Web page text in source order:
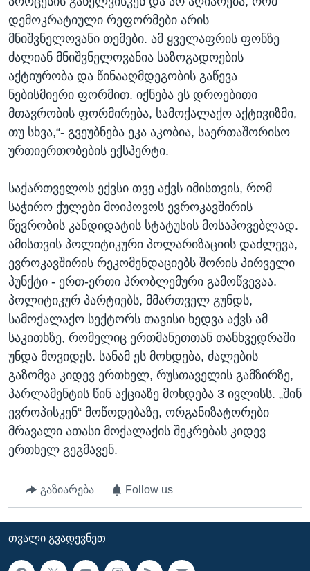
დემოკრატიული რეფორმები არის
მნიშვნელოვანი თემები. ამ ყველაფრის ფონზე
ძალიან მნიშვნელოვანია საზოგადოების
აქტიურობა და წინააღმდეგობის გაწევა
ნებისმიერი ფორმით. იქნება ეს დროებითი
მთავრობის ფორმირება, სამოქალაქო აქტივიზმი,
თუ სხვა,“- გვეუბნება ეკა აკობია, საერთაშორისო
ურთიერთობების ექსპერტი.
საქართველოს ექვსი თვე აქვს იმისთვის, რომ
საჭირო ქულები მოიპოვოს ევროკავშირის
წევრობის კანდიდატის სტატუსის მოსაპოვებლად.
ამისთვის პოლიტიკური პოლარიზაციის დაძლევა,
ევროკავშირის რეკომენდაციებს შორის პირველი
პუნქტი - ერთ-ერთი პრობლემური გამოწვევაა.
პოლიტიკურ პარტიებს, მმართველ გუნდს,
სამოქალაქო სექტორს თავისი ხედვა აქვს ამ
საკითხზე, რომელიც ერთმანეთთან თანხვედრაში
უნდა მოვიდეს. სანამ ეს მოხდება, ძალების
გაზომვა კიდევ ერთხელ, რუსთაველის გამზირზე,
პარლამენტის წინ აქციაზე მოხდება 3 ივლისს. „შინ
ევროპისკენ“ მოწოდებაზე, ორგანიზატორები
მრავალი ათასი მოქალაქის შეკრებას კიდევ
ერთხელ გეგმავენ.
გაზიარება Follow us
ᲗᲕᲐᲚᲘ ᲒᲕᲐᲓᲔᲕᲜᲔᲗ